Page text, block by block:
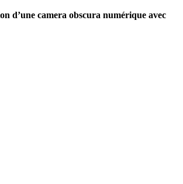
d’une camera obscura numérique avec